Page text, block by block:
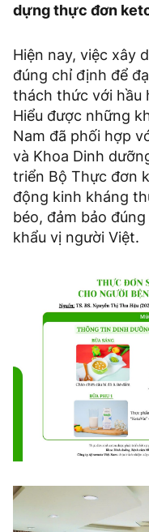
dựng thực đơn
Hiện nay, việc xây
đúng chỉ định để
thách thức với hầu
Hiểu được những
Nam đã phối hợp
và Khoa Dinh
triển Bộ Thực đơn
động kinh kháng
béo, đảm bảo
khẩu vị người Việt.